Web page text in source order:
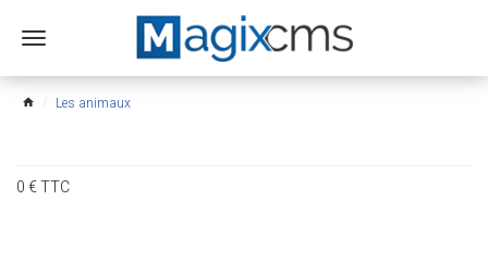
Ouvrir
menu
home Les animaux
0€TTC